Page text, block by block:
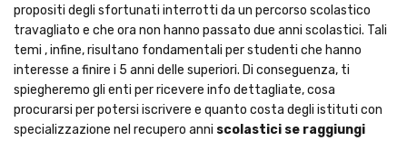
propositi degli sfortunati interrotti da un percorso scolastico
travagliato e che ora non hanno passato due anni scolastici. Tali
temi , infine, risultano fondamentali per studenti che hanno
interesse a finire i 5 anni delle superiori. Di conseguenza, ti
spiegheremo gli enti per ricevere info dettagliate, cosa
procurarsi per potersi iscrivere e quanto costa degli istituti con
specializzazione nel recupero anni scolastici se raggiungi